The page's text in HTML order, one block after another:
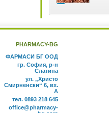
PHARMACY-BG
ФАРМАСИ БГ ООД
гр. София, р-н
Слатина
ул. „Христо
Смирненски“ 6, вх.
А
тел. 0893 218 645
office@pharmacy-